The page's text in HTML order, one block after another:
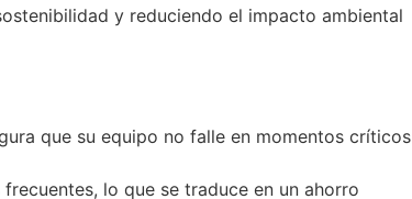
y reduciendo el impacto ambiental
que su equipo no falle en momentos críticos
lo que se traduce en un ahorro